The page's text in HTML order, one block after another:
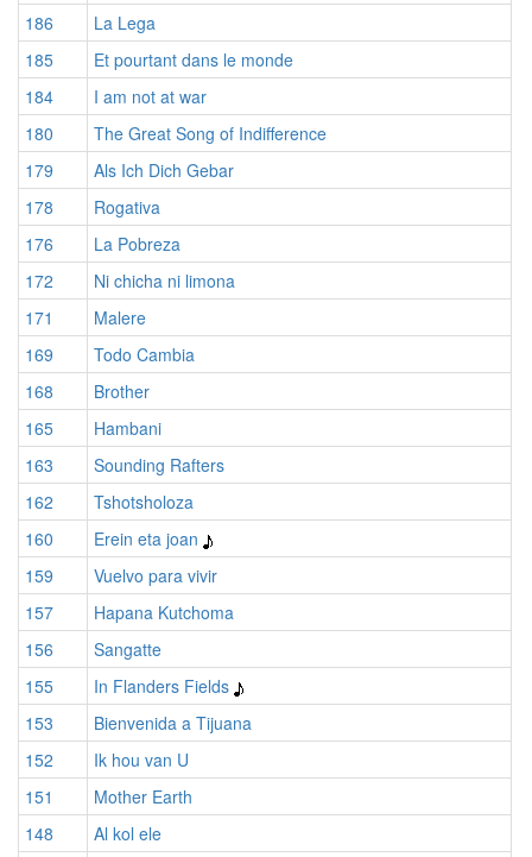
186
La Lega
185
Et pourtant dans le monde
184
I am not at war
180
The Great Song of Indifference
179
Als Ich Dich Gebar
178
Rogativa
176
La Pobreza
172
Ni chicha ni limona
171
Malere
169
Todo Cambia
168
Brother
165
Hambani
163
Sounding Rafters
162
Tshotsholoza
160
Erein eta joan
159
Vuelvo para vivir
157
Hapana Kutchoma
156
Sangatte
155
In Flanders Fields
153
Bienvenida a Tijuana
152
Ik hou van U
151
Mother Earth
148
Al kol ele